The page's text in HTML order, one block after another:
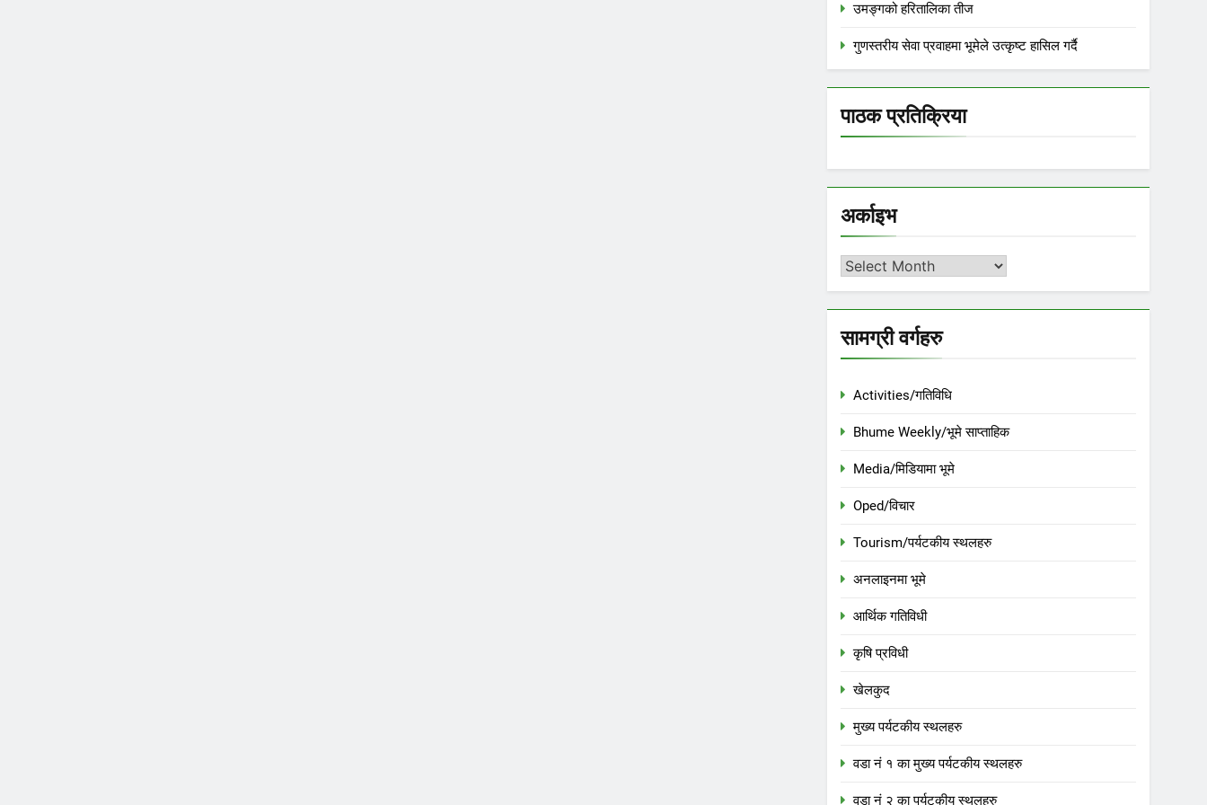
उमङ्गको हरितालिका तीज
गुणस्तरीय सेवा प्रवाहमा भूमेले उत्कृष्ट हासिल गर्दै
पाठक प्रतिक्रिया
अर्काइभ
अर्काइभ
सामग्री वर्गहरु
Activities/गतिविधि
Bhume Weekly/भूमे साप्ताहिक
Media/मिडियामा भूमे
Oped/विचार
Tourism/पर्यटकीय स्थलहरु
अनलाइनमा भूमे
आर्थिक गतिविधी
कृषि प्रविधी
खेलकुद
मुख्य पर्यटकीय स्थलहरु
वडा नं १ का मुख्य पर्यटकीय स्थलहरु
वडा नं २ का पर्यटकीय स्थलहरु